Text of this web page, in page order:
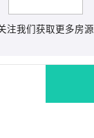
注我们获取更多房源